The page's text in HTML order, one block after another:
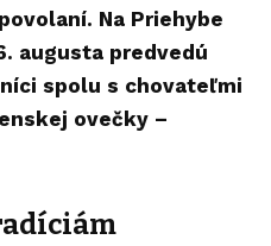
Na Priehybe
augusta predvedú
spolu s chovateľmi
ovečky –